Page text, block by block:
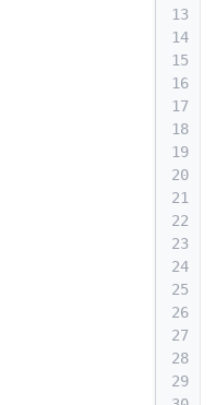
13
14
15
16
17
18
19
20
21
22
23
24
25
26
27
28
29